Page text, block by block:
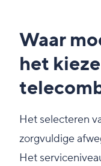
Waar
het
Het selecteren
zorgvuldige
Het